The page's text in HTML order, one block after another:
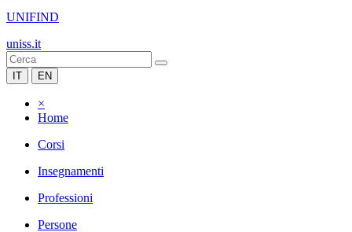
UNIFIND
uniss.it
IT EN
×
Home
Corsi
Insegnamenti
Professioni
Persone